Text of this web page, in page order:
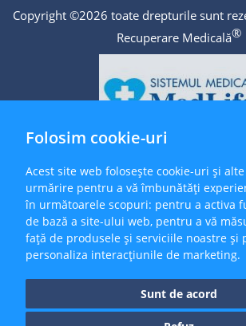
Folosim cookie-uri
Acest site web folosește cookie-uri și
urmărire pentru a vă îmbunătăți
în următoarele scopuri: pentru a activa
de bază a site-ului web, pentru a vă
față de produsele și serviciile noastre și
personaliza interacțiunile de marketing.
Sunt de acord
Copyright ©2026 toate drepturile sunt
Recuperare Medicală®